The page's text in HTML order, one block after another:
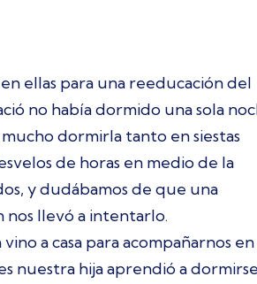
ellas para una reeducación del
no había dormido una sola
dormirla tanto en siestas
de horas en medio de la
y dudábamos de que una
nos llevó a intentarlo.
a casa para acompañarnos
nuestra hija aprendió a